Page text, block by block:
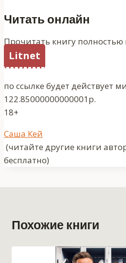
Читать онлайн
Прочитать книгу
Litnet
по ссылке будет действует
122.85000000000001р.
18+
Метки
записи:
Саша Кей
(читайте другие книги
бесплатно)
Похожие книги